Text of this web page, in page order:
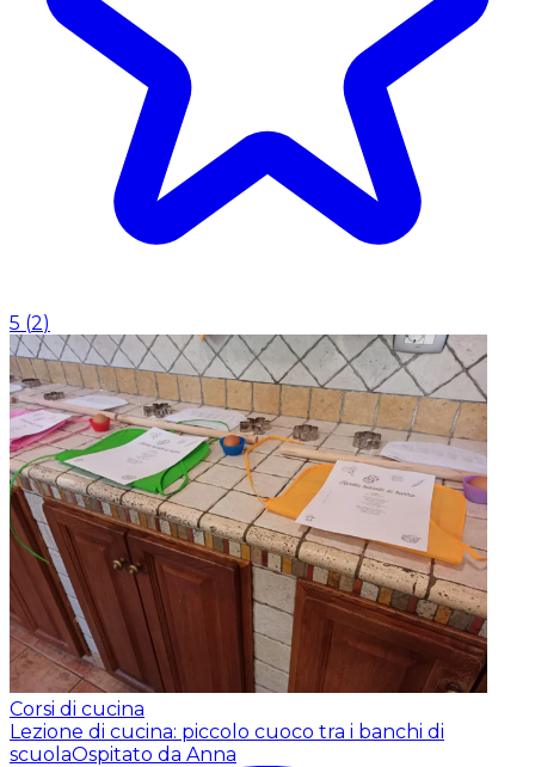
5 (2)
Corsi di cucina
Lezione di cucina: piccolo cuoco tra i banchi di
scuolaOspitato da Anna